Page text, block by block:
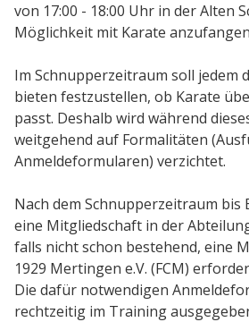
von 17:00 - 18:00 Uhr in der Alten
Möglichkeit mit Karate
Im Schnupperzeitraum soll jedem
bieten festzustellen, ob Karate
passt. Deshalb wird während
weitgehend auf Formalitäten
Anmeldeformularen) verzichtet.
Nach dem Schnupperzeitraum bis
eine Mitgliedschaft in der
falls nicht schon bestehend, eine
1929 Mertingen e.V. (FCM)
Die dafür notwendigen
rechtzeitig im Training